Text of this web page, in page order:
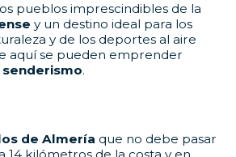
pueblos imprescindibles de la
y un destino ideal para los
y de los deportes al aire
aquí se pueden emprender
.
de Almería que no debe pasar